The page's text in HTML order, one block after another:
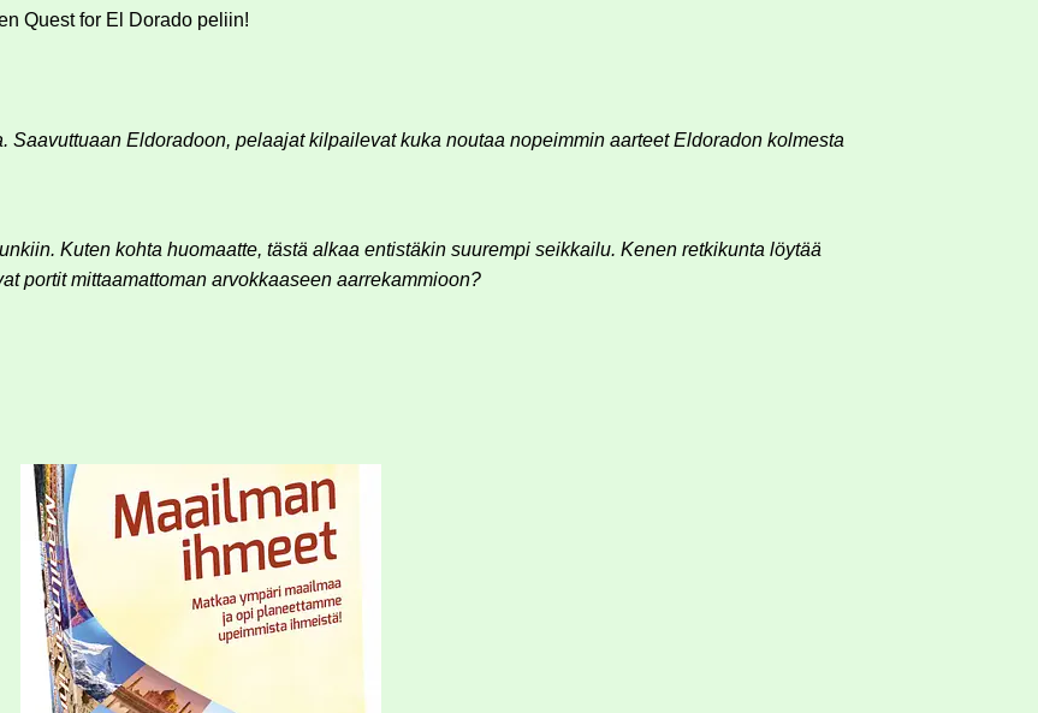
Quest for El Dorado peliin!
Eldoradoon, pelaajat kilpailevat kuka noutaa nopeimmin aarteet Eldoradon kolmesta
Kuten kohta huomaatte, tästä alkaa entistäkin suurempi seikkailu. Kenen retkikunta löytää
portit mittaamattoman arvokkaaseen aarrekammioon?